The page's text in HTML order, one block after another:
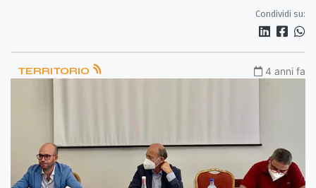
Condividi su:
TERRITORIO 4 anni fa